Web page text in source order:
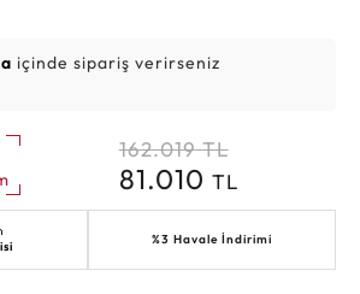
içinde sipariş verirseniz
162.019 TL
81.010 TL
%3 Havale İndirimi